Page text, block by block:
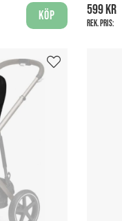
Köp 599 kr
Rek. pris: